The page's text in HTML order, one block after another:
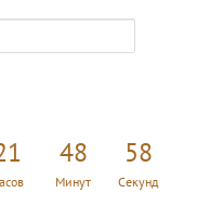
48
Минут
58
Секунд